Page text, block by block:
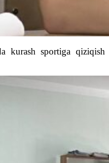
kurash sportiga qiziqish